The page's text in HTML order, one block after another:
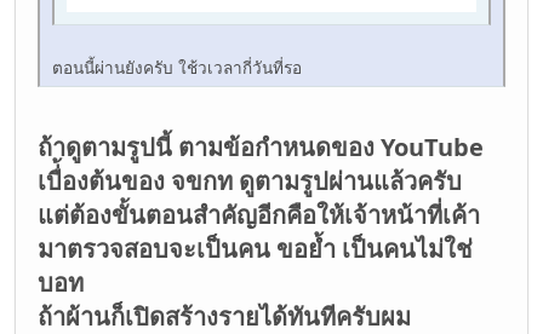
ตอนนี้ผ่านยังครับ ใช้วเวลากี่วันที่รอ
ถ้าดูตามรูปนี้ ตามข้อกำหนดของ YouTube
เบื่้องต้นของ จขกท ดูตามรูปผ่านแล้วครับ
แต่ต้องขั้นตอนสำคัญอีกคือให้เจ้าหน้าที่เค้า
มาตรวจสอบจะเป็นคน ขอย้ำ เป็นคนไม่ใช่
บอท
ถ้าผ้านก็เปิดสร้างรายได้ทันทีครับผม